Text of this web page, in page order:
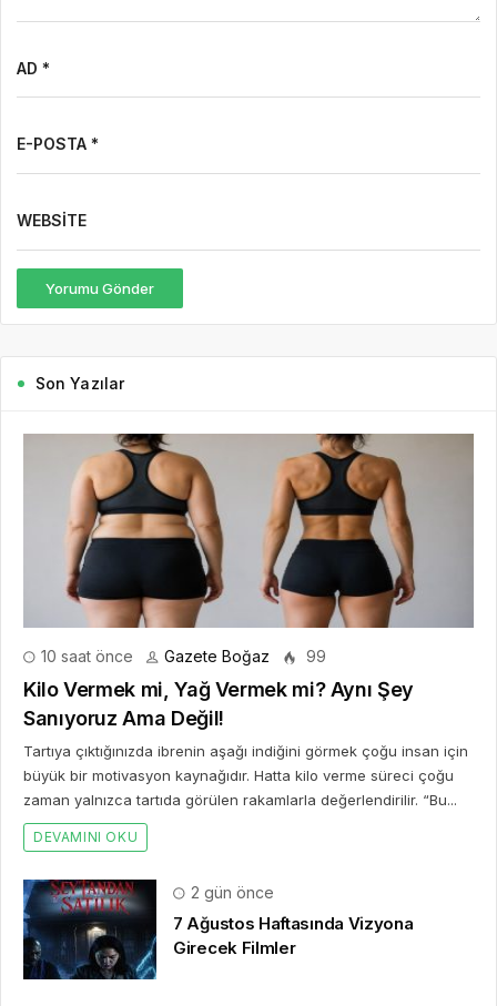
AD *
E-POSTA *
WEBSITE
Yorumu Gönder
Son Yazılar
10 saat önce Gazete Boğaz 99
Kilo Vermek mi, Yağ Vermek mi? Aynı Şey
Sanıyoruz Ama Değil!
Tartıya çıktığınızda ibrenin aşağı indiğini görmek çoğu insan için
büyük bir motivasyon kaynağıdır. Hatta kilo verme süreci çoğu
zaman yalnızca tartıda görülen rakamlarla değerlendirilir. “Bu...
DEVAMINI OKU
2 gün önce
7 Ağustos Haftasında Vizyona
Girecek Filmler